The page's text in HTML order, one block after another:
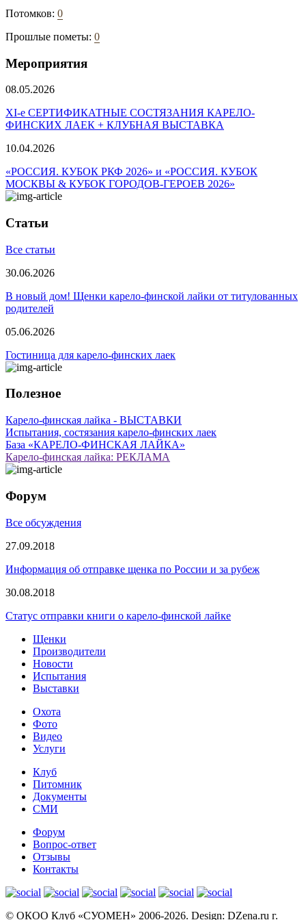
Потомков: 0
Прошлые пометы: 0
Мероприятия
08.05.2026
ХI-е СЕРТИФИКАТНЫЕ СОСТЯЗАНИЯ КАРЕЛО-
ФИНСКИХ ЛАЕК + КЛУБНАЯ ВЫСТАВКА
10.04.2026
«РОССИЯ. КУБОК РКФ 2026» и «РОССИЯ. КУБОК
МОСКВЫ & КУБОК ГОРОДОВ-ГЕРОЕВ 2026»
Статьи
Все статьи
30.06.2026
В новый дом! Щенки карело-финской лайки от титулованных
родителей
05.06.2026
Гостиница для карело-финских лаек
Полезное
Карело-финская лайка - ВЫСТАВКИ
Испытания, состязания карело-финских лаек
База «КАРЕЛО-ФИНСКАЯ ЛАЙКА»
Карело-финская лайка: РЕКЛАМА
Форум
Все обсуждения
27.09.2018
Информация об отправке щенка по России и за рубеж
30.08.2018
Статус отправки книги о карело-финской лайке
Щенки
Производители
Новости
Испытания
Выставки
Охота
Фото
Видео
Услуги
Клуб
Питомник
Документы
СМИ
Форум
Вопрос-ответ
Отзывы
Контакты
© OКОО Клуб «СУОМЕН» 2006-2026. Design: DZena.ru г.